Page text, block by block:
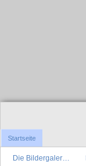
Startseite
Die Bildergaler…